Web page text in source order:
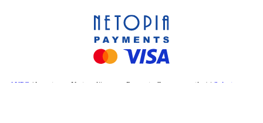
ANPC (Autoritatea Națională pentru Protecția Consumatorilor) | Soluționarea